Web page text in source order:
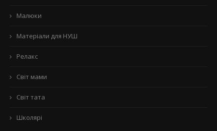
Малюки
Матеріали для НУШ
Релакс
Світ мами
Світ тата
Школярі